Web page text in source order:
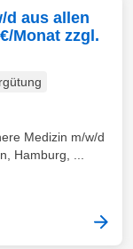
d aus allen
Monat zzgl.
Medizin m/w/d
Hamburg, ...